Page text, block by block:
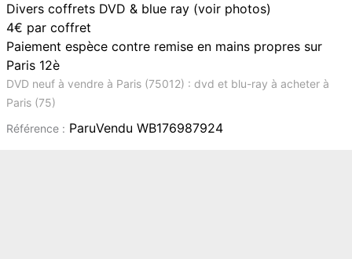
Divers coffrets DVD & blue ray (voir photos)
4€ par coffret
Paiement espèce contre remise en mains propres sur
Paris 12è
DVD neuf à vendre à Paris (75012) : dvd et blu-ray à acheter à
Paris (75)
Référence : ParuVendu WB176987924